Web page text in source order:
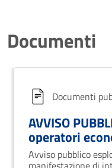
Documenti
Documenti
AVVISO
operatori
accoglienza
Avviso pubblico